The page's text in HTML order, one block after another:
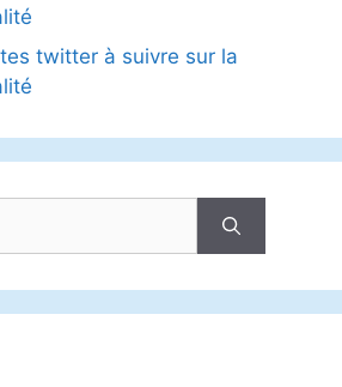
twitter à suivre sur la